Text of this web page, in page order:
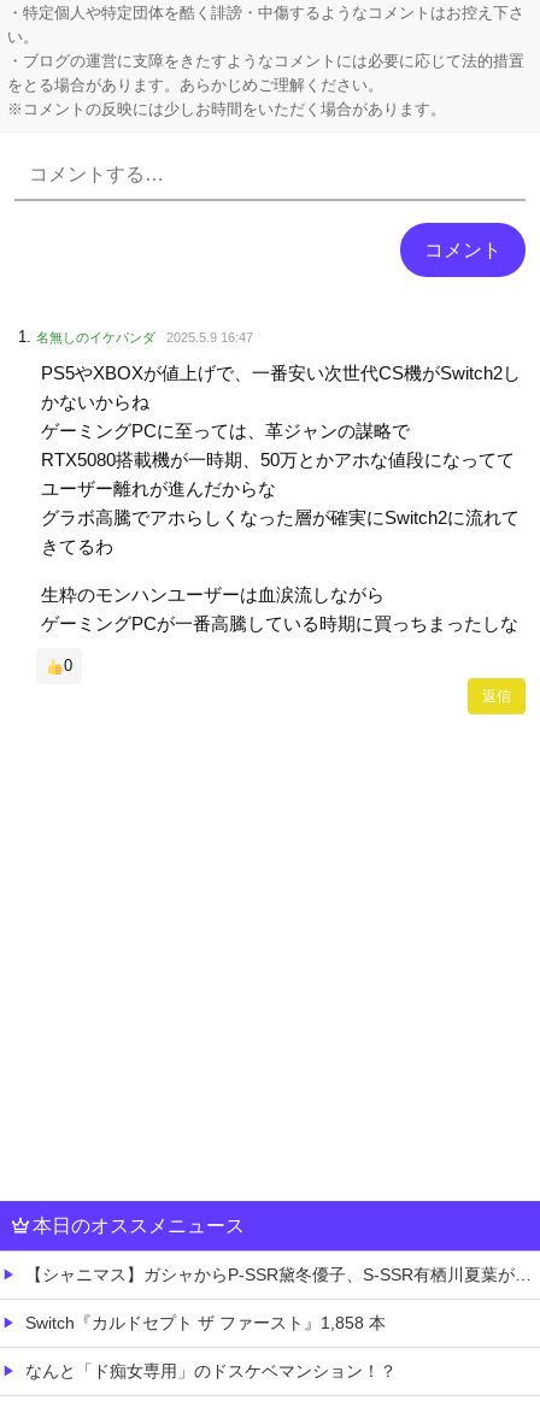
・特定個人や特定団体を酷く誹謗・中傷するようなコメントはお控え下さ
い。
・ブログの運営に支障をきたすようなコメントには必要に応じて法的措置
をとる場合があります。あらかじめご理解ください。
※コメントの反映には少しお時間をいただく場合があります。
名無しのイケパンダ 2025.5.9 16:47
PS5やXBOXが値上げで、一番安い次世代CS機がSwitch2し
かないからね
ゲーミングPCに至っては、革ジャンの謀略で
RTX5080搭載機が一時期、50万とかアホな値段になってて
ユーザー離れが進んだからな
グラボ高騰でアホらしくなった層が確実にSwitch2に流れて
きてるわ
生粋のモンハンユーザーは血涙流しながら
ゲーミングPCが一番高騰している時期に買っちまったしな
0
返信
本日のオススメニュース
【シャニマス】ガシャからP-SSR黛冬優子、S-SSR有栖川夏葉が登場！イベントS-SR福丸小糸！
Switch『カルドセプト ザ ファースト』1,858 本
なんと「ド痴女専用」のドスケベマンション！？